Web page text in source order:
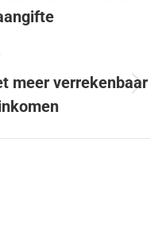
meer verrekenbaar